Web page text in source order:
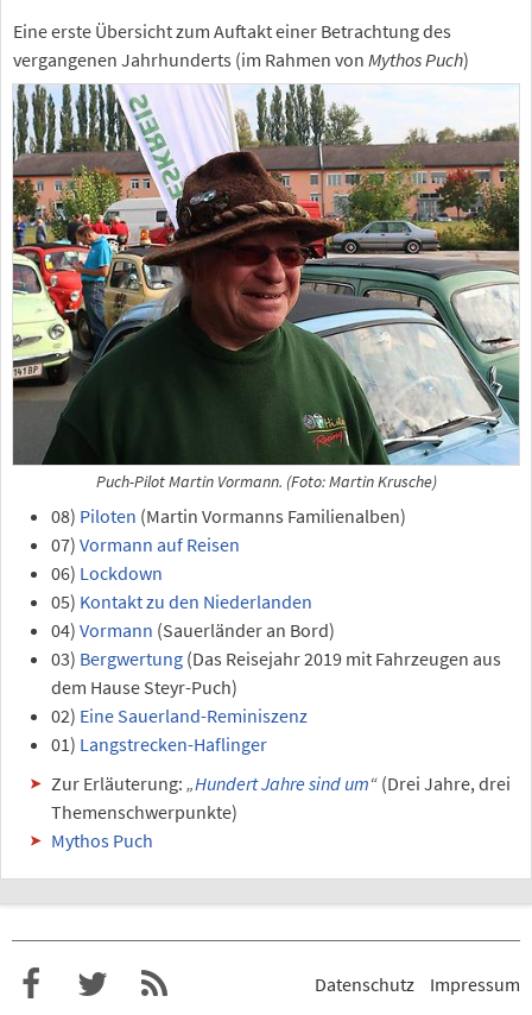
Eine erste Übersicht zum Auftakt einer Betrachtung des
vergangenen Jahrhunderts (im Rahmen von Mythos Puch)
Puch-Pilot Martin Vormann. (Foto: Martin Krusche)
08) Piloten (Martin Vormanns Familienalben)
07) Vormann auf Reisen
06) Lockdown
05) Kontakt zu den Niederlanden
04) Vormann (Sauerländer an Bord)
03) Bergwertung (Das Reisejahr 2019 mit Fahrzeugen aus
dem Hause Steyr-Puch)
02) Eine Sauerland-Reminiszenz
01) Langstrecken-Haflinger
Zur Erläuterung: „Hundert Jahre sind um“ (Drei Jahre, drei
Themenschwerpunkte)
Mythos Puch
Datenschutz Impressum